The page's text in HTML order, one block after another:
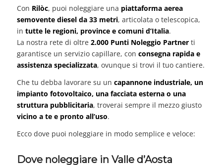
Con Rilòc, puoi noleggiare una piattaforma aerea
semovente diesel da 33 metri, articolata o telescopica,
in tutte le regioni, province e comuni d’Italia.
La nostra rete di oltre 2.000 Punti Noleggio Partnerti
garantisce un servizio capillare, con consegna rapida e
assistenza specializzata, ovunque si trovi il tuo cantiere.
Che tu debba lavorare su un capannone industriale, un
impianto fotovoltaico, una facciata esterna o una
struttura pubblicitaria, troverai sempre il mezzo giusto
vicino a te e pronto all’uso.
Ecco dove puoi noleggiare in modo semplice e veloce:
Dove noleggiare in Valle d’Aosta